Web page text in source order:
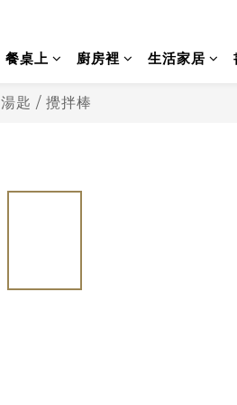
餐桌上 廚房裡 生活家居
湯匙 / 攪拌棒